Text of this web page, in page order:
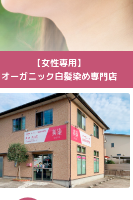
【女性専用】
オーガニック白髪染め専門店